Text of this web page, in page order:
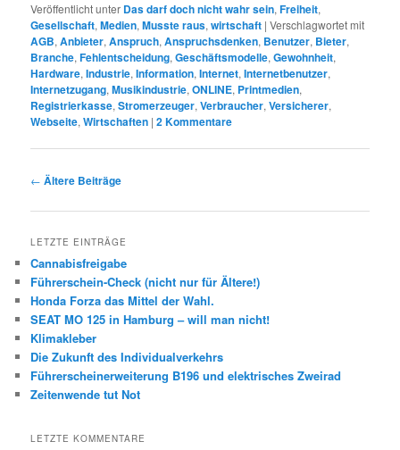
Veröffentlicht unter Das darf doch nicht wahr sein,Freiheit,
Gesellschaft,Medien,Musste raus,wirtschaft |Verschlagwortet mit
AGB,Anbieter,Anspruch,Anspruchsdenken, Benutzer, Bieter,
Branche,Fehlentscheidung,Geschäftsmodelle,Gewohnheit,
Hardware,Industrie,Information,Internet,Internetbenutzer,
Internetzugang,Musikindustrie,ONLINE, Printmedien,
Registrierkasse,Stromerzeuger,Verbraucher,Versicherer,
Webseite,Wirtschaften |2Kommentare
Beitrags-
← Ältere Beiträge
LETZTE EINTRÄGE
Cannabisfreigabe
Führerschein-Check (nicht nur für Ältere!)
Honda Forza das Mittel der Wahl.
SEAT MO 125 in Hamburg – will man nicht!
Klimakleber
Die Zukunft des Individualverkehrs
Führerscheinerweiterung B196 und elektrisches Zweirad
Zeitenwende tut Not
LETZTE KOMMENTARE